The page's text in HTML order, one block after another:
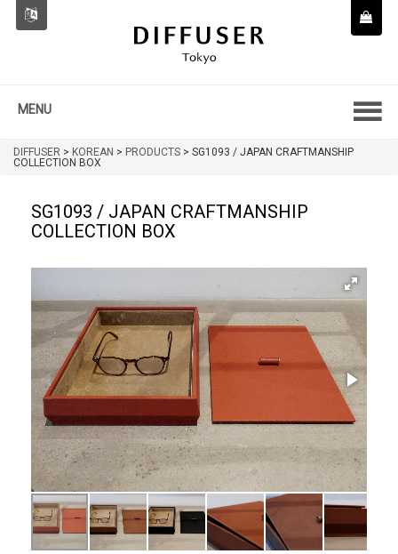
MENU
DIFFUSER > KOREAN > PRODUCTS > SG1093 / JAPAN CRAFTMANSHIP
COLLECTION BOX
SG1093 / JAPAN CRAFTMANSHIP
COLLECTION BOX